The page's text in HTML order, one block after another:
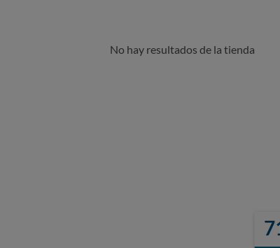
No hay resultados de la tienda